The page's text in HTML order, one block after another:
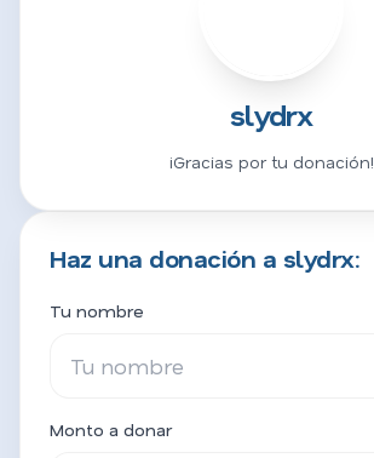
slydrx
¡Gracias por tu donación!
Haz una donación a slydrx:
Tu nombre
Monto a donar